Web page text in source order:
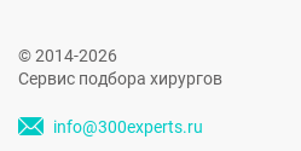
© 2014-2026
Сервис подбора хирургов
info@300experts.ru